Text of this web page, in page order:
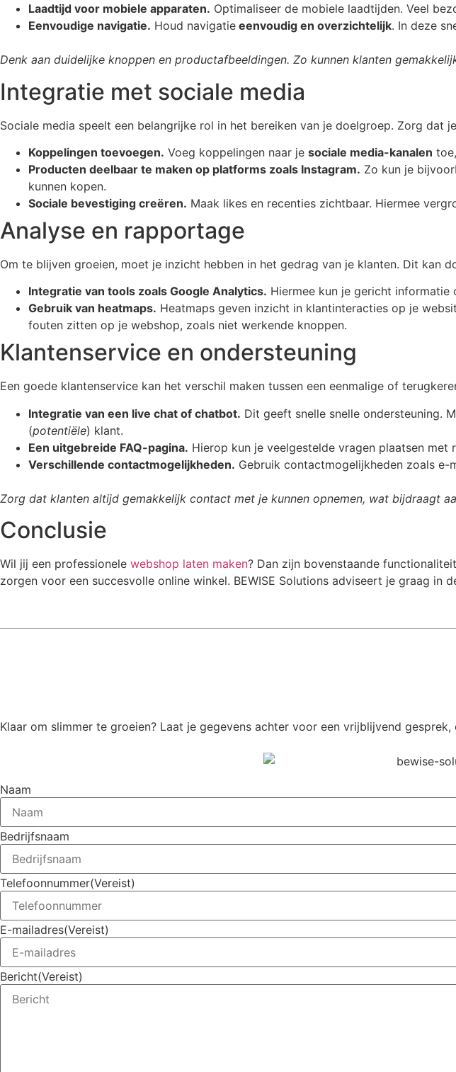
Laadtijd voor mobiele apparaten. Optimaliseer de mobiele laadtijden. Veel
Eenvoudige navigatie. Houd navigatie eenvoudig en overzichtelijk. In deze
Denk aan duidelijke knoppen en productafbeeldingen. Zo kunnen klanten
Integratie met sociale media
Sociale media speelt een belangrijke rol in het bereiken van je doelgroep. Zorg dat
Koppelingen toevoegen. Voeg koppelingen naar je sociale media-kanalen
Producten deelbaar te maken op platforms zoals Instagram. Zo kun je
kunnen kopen.
Sociale bevestiging creëren. Maak likes en recenties zichtbaar. Hiermee
Analyse en rapportage
Om te blijven groeien, moet je inzicht hebben in het gedrag van je klanten. Dit kan
Integratie van tools zoals Google Analytics. Hiermee kun je gericht
Gebruik van heatmaps. Heatmaps geven inzicht in klantinteracties op je
fouten zitten op je webshop, zoals niet werkende knoppen.
Klantenservice en ondersteuning
Een goede klantenservice kan het verschil maken tussen een eenmalige of
Integratie van een live chat of chatbot. Dit geeft snelle snelle ondersteuning.
(potentiële) klant.
Een uitgebreide FAQ-pagina. Hierop kun je veelgestelde vragen plaatsen met
Verschillende contactmogelijkheden. Gebruik contactmogelijkheden zoals e-
Zorg dat klanten altijd gemakkelijk contact met je kunnen opnemen, wat bijdraagt
Conclusie
Wil jij een professionele webshop laten maken? Dan zijn bovenstaande
zorgen voor een succesvolle online winkel. BEWISE Solutions adviseert je graag in
Klaar om slimmer te groeien? Laat je gegevens achter voor een vrijblijvend gesprek,
Naam
Bedrijfsnaam
Telefoonnummer(Vereist)
E-mailadres(Vereist)
Bericht(Vereist)